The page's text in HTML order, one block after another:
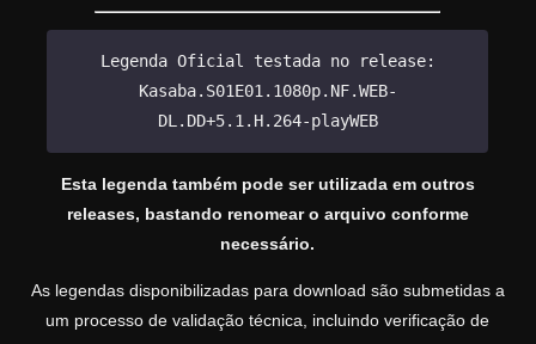
Legenda Oficial testada no release:
Kasaba.S01E01.1080p.NF.WEB-
DL.DD+5.1.H.264-playWEB
Esta legenda também pode ser utilizada em outros
releases, bastando renomear o arquivo conforme
necessário.
As legendas disponibilizadas para download são submetidas a
um processo de validação técnica, incluindo verificação de